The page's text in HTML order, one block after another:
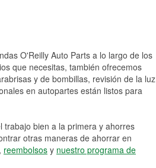
O'Reilly Auto Parts a lo largo de los
que necesitas, también ofrecemos
y de bombillas, revisión de la luz
en autopartes están listos para
trabajo bien a la primera y ahorres
otras maneras de ahorrar en
, reembolsos y nuestro programa de